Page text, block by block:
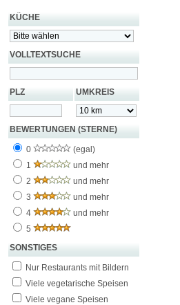
KÜCHE
VOLLTEXTSUCHE
PLZ UMKREIS
BEWERTUNGEN (STERNE)
0
(egal)
1
und mehr
2
und mehr
3
und mehr
4
und mehr
5
SONSTIGES
Nur Restaurants mit Bildern
Viele vegetarische Speisen
Viele vegane Speisen